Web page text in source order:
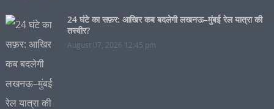
24 घंटे का सफ़र: आखिर कब बदलेगी लखनऊ–मुंबई रेल यात्रा की
तस्वीर?
August 07, 2026 12:45 pm